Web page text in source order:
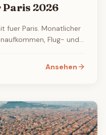
Paris 2026
fuer Paris. Monatlicher
Flug- und
Ansehen